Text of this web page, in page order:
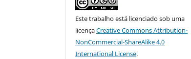
Este trabalho está licenciado sob uma
licençaCreative Commons Attribution-
NonCommercial-ShareAlike 4.0
International License.